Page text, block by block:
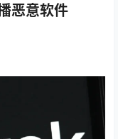
恶意软件